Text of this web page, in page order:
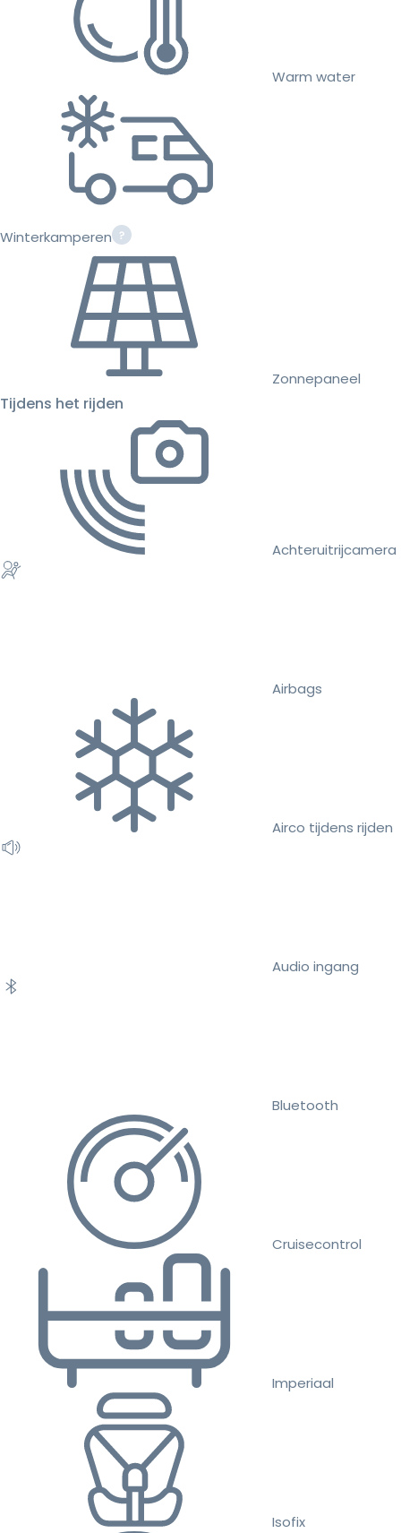
Warm water
Winterkamperen
Zonnepaneel
Tijdens het rijden
Achteruitrijcamera
Airbags
Airco tijdens rijden
Audio ingang
Bluetooth
Cruisecontrol
Imperiaal
Isofix